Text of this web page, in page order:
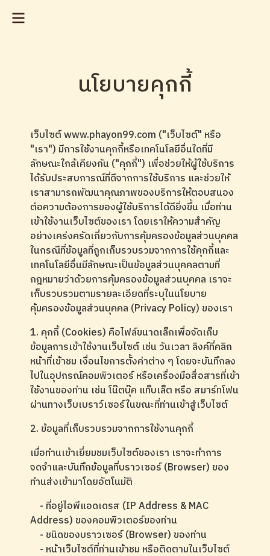
นโยบายคุกกี้
เว็บไซต์ www.phayon99.com ("เว็บไซต์" หรือ
"เรา") มีการใช้งานคุกกี้หรือเทคโนโลยีอื่นใดที่มี
ลักษณะใกล้เคียงกัน ("คุกกี้") เพื่อช่วยให้ผู้ใช้บริการ
ได้รับประสบการณ์ที่ดีจากการใช้บริการ และช่วยให้
เราสามารถพัฒนาคุณภาพของบริการให้ตอบสนอง
ต่อความต้องการของผู้ใช้บริการได้ดียิ่งขึ้น เมื่อท่าน
เข้าใช้งานเว็บไซต์ของเรา โดยเราให้ความสำคัญ
อย่างเคร่งครัดเกี่ยวกับการคุ้มครองข้อมูลส่วนบุคคล
ในกรณีที่ข้อมูลที่ถูกเก็บรวบรวมจากการใช้คุกกี้และ
เทคโนโลยีอื่นมีลักษณะเป็นข้อมูลส่วนบุคคลตามที่
กฎหมายว่าด้วยการคุ้มครองข้อมูลส่วนบุคคล เราจะ
เก็บรวบรวมตามรายละเอียดที่ระบุในนโยบาย
คุ้มครองข้อมูลส่วนบุคคล (Privacy Policy) ของเรา
1. คุกกี้ (Cookies) คือไฟล์ขนาดเล็กเพื่อจัดเก็บ
ข้อมูลการเข้าใช้งานเว็บไซต์ เช่น วันเวลา ลิงค์ที่คลิก
หน้าที่เข้าชม เงื่อนไขการตั้งค่าต่าง ๆ โดยจะบันทึกลง
ไปในอุปกรณ์คอมพิวเตอร์ หรือเครื่องมือสื่อสารที่เข้า
ใช้งานของท่าน เช่น โน๊ตบุ๊ค แท็บเล็ต หรือ สมาร์ทโฟน
ผ่านทางเว็บเบราว์เซอร์ในขณะที่ท่านเข้าสู่เว็บไซต์
2. ข้อมูลที่เก็บรวบรวมจากการใช้งานคุกกี้
เมื่อท่านเข้าเยี่ยมชมเว็บไซต์ของเรา เราจะทำการ
จดจำและบันทึกข้อมูลที่บราวเซอร์ (Browser) ของ
ท่านส่งเข้ามาโดยอัตโนมัติ
- ที่อยู่ไอพีแอดเดรส (IP Address & MAC
Address) ของคอมพิวเตอร์ของท่าน
- ชนิดของบราวเซอร์ (Browser) ของท่าน
- หน้าเว็บไซต์ที่ท่านเข้าชม หรือติดตามในเว็บไซต์